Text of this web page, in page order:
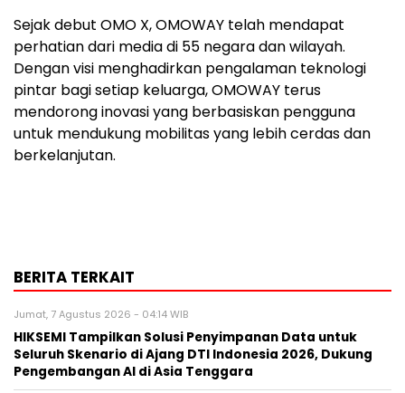
Sejak debut OMO X, OMOWAY telah mendapat
perhatian dari media di 55 negara dan wilayah.
Dengan visi menghadirkan pengalaman teknologi
pintar bagi setiap keluarga, OMOWAY terus
mendorong inovasi yang berbasiskan pengguna
untuk mendukung mobilitas yang lebih cerdas dan
berkelanjutan.
BERITA TERKAIT
Jumat, 7 Agustus 2026 - 04:14 WIB
HIKSEMI Tampilkan Solusi Penyimpanan Data untuk
Seluruh Skenario di Ajang DTI Indonesia 2026, Dukung
Pengembangan AI di Asia Tenggara